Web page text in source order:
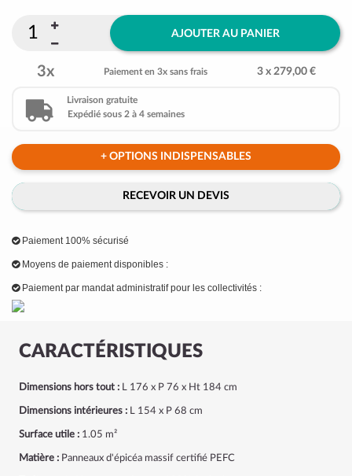
CARACTÉRISTIQUES
Dimensions hors tout : L 176 x P 76 x Ht 184 cm
Dimensions intérieures : L 154 x P 68 cm
Surface utile : 1.05 m²
Matière : Panneaux d'épicéa massif certifié PEFC
AJOUTER AU PANIER
3x Paiement en 3x sans frais 3 x 279,00 €
Livraison gratuite
Expédié sous 2 à 4 semaines
+ OPTIONS INDISPENSABLES
RECEVOIR UN DEVIS
Paiement 100% sécurisé
Moyens de paiement disponibles :
Paiement par mandat administratif pour les collectivités :